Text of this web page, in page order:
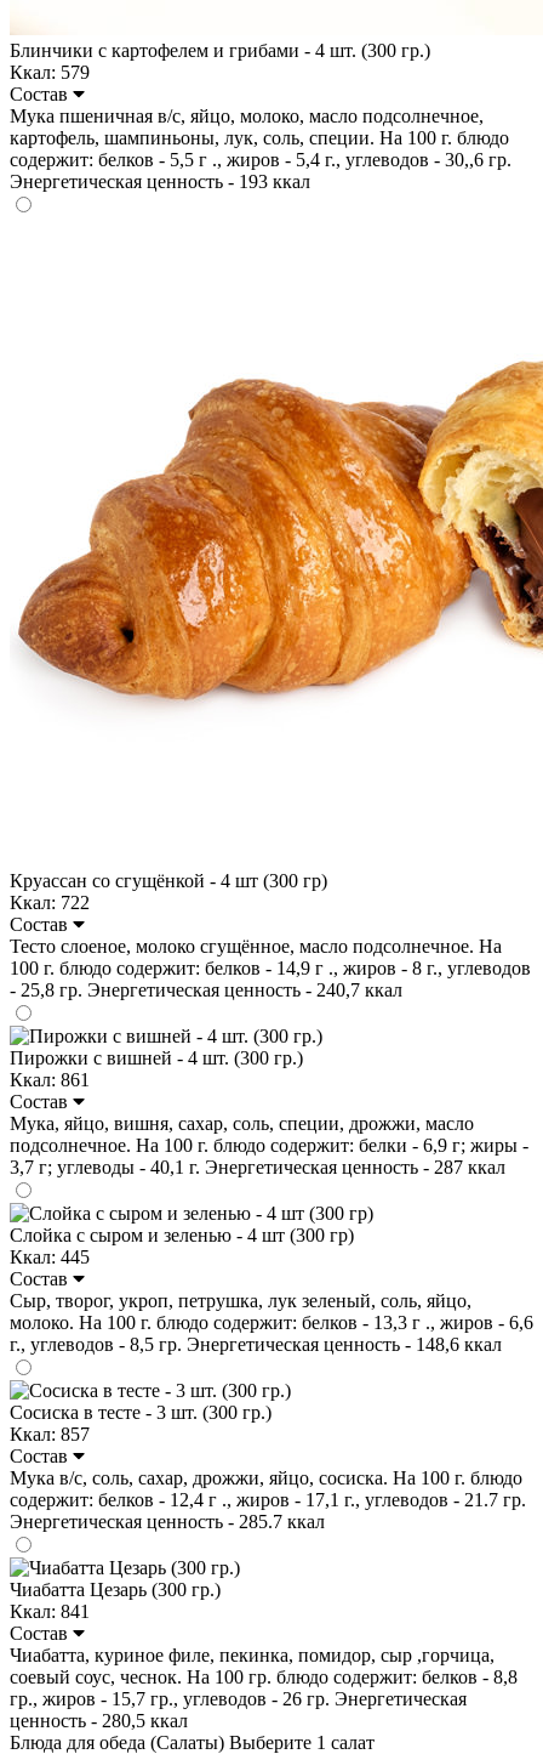
Блинчики с картофелем и грибами - 4 шт. (300 гр.)
Ккал: 579
Состав
Мука пшеничная в/с, яйцо, молоко, масло подсолнечное,
картофель, шампиньоны, лук, соль, специи. На 100 г. блюдо
содержит: белков - 5,5 г ., жиров - 5,4 г., углеводов - 30,,6 гр.
Энергетическая ценность - 193 ккал
Круассан со сгущёнкой - 4 шт (300 гр)
Ккал: 722
Состав
Тесто слоеное, молоко сгущённое, масло подсолнечное. На
100 г. блюдо содержит: белков - 14,9 г ., жиров - 8 г., углеводов
- 25,8 гр. Энергетическая ценность - 240,7 ккал
Пирожки с вишней - 4 шт. (300 гр.)
Ккал: 861
Состав
Мука, яйцо, вишня, сахар, соль, специи, дрожжи, масло
подсолнечное. На 100 г. блюдо содержит: белки - 6,9 г; жиры -
3,7 г; углеводы - 40,1 г. Энергетическая ценность - 287 ккал
Слойка с сыром и зеленью - 4 шт (300 гр)
Ккал: 445
Состав
Сыр, творог, укроп, петрушка, лук зеленый, соль, яйцо,
молоко. На 100 г. блюдо содержит: белков - 13,3 г ., жиров - 6,6
г., углеводов - 8,5 гр. Энергетическая ценность - 148,6 ккал
Сосиска в тесте - 3 шт. (300 гр.)
Ккал: 857
Состав
Мука в/с, соль, сахар, дрожжи, яйцо, сосиска. На 100 г. блюдо
содержит: белков - 12,4 г ., жиров - 17,1 г., углеводов - 21.7 гр.
Энергетическая ценность - 285.7 ккал
Чиабатта Цезарь (300 гр.)
Ккал: 841
Состав
Чиабатта, куриное филе, пекинка, помидор, сыр ,горчица,
соевый соус, чеснок. На 100 гр. блюдо содержит: белков - 8,8
гр., жиров - 15,7 гр., углеводов - 26 гр. Энергетическая
ценность - 280,5 ккал
Блюда для обеда (Салаты) Выберите 1 салат